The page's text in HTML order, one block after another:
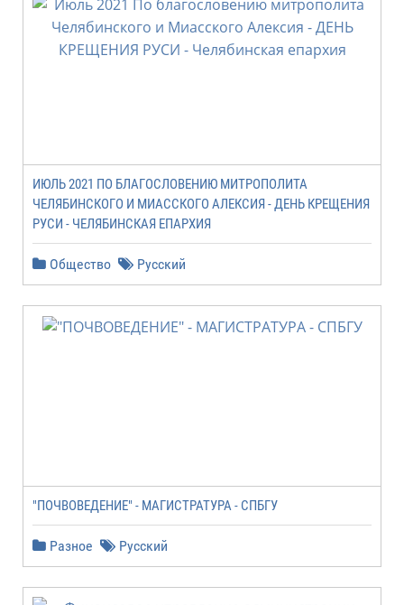
ИЮЛЬ 2021 ПО БЛАГОСЛОВЕНИЮ МИТРОПОЛИТА
ЧЕЛЯБИНСКОГО И МИАССКОГО АЛЕКСИЯ - ДЕНЬ КРЕЩЕНИЯ
РУСИ - ЧЕЛЯБИНСКАЯ ЕПАРХИЯ
Общество Русский
"ПОЧВОВЕДЕНИЕ" - МАГИСТРАТУРА - СПБГУ
Разное Русский